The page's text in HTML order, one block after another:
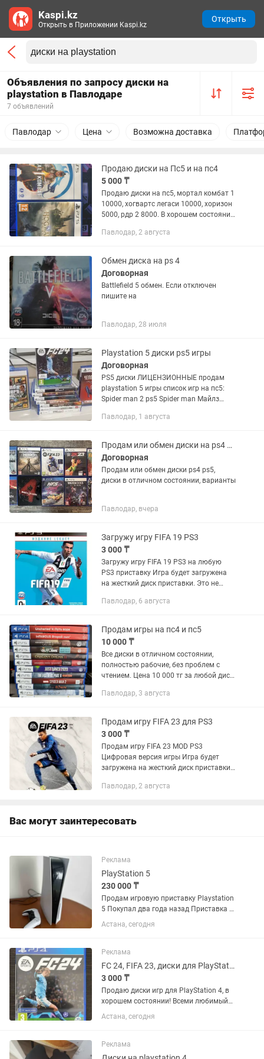
Объявления по запросу диски на
playstation в Павлодаре
7 объявлений
Павлодар Цена Возможна доставка
Продаю диски на Пс5 и на пс4
5 000 ₸
Продаю диски на пс5, мортал комбат 1
10000, хогвартс легаси 10000, хоризон
5000, рдр 2 8000. В хорошем состоянии
Павлодар, 2 августа
Обмен диска на ps 4
Договорная
Battlefield 5 обмен. Если отключен
пишите на
Павлодар, 28 июля
Playstation 5 диски ps5 игры
Договорная
PS5 диски ЛИЦЕНЗИОННЫЕ продам
playstation 5 игры список игр на пс5:
Spider man 2 ps5 Spider man Майлз
Marvel Midnight suns Mortal kombat 11
Павлодар, 1 августа
Продам или обмен диски на ps4 ps5
Договорная
Продам или обмен диски ps4 ps5,
диски в отличном состоянии, варианты
Павлодар, вчера
Загружу игру FIFA 19 PS3
3 000 ₸
Загружу игру FIFA 19 PS3 на любую
PS3 приставку Игра будет загружена
на жесткий диск приставки. Это не
полностью на русском языке.
Павлодар, 6 августа
Продам игры на пс4 и пс5
10 000 ₸
Все диски в отличном состоянии,
полностью рабочие, без проблем с
чтением. Цена 10 000 тг за любой диск.
Edition) Uncharted: Натан Дрейк.
Павлодар, 3 августа
Продам игру FIFA 23 для PS3
3 000 ₸
Продам игру FIFA 23 MOD PS3
Цифровая версия игры Игра будет
загружена на жесткий диск приставки
тг флешка на 32 гб) Неофициальный
Павлодар, 2 августа
Вас могут заинтересовать
Реклама
PlayStation 5
230 000 ₸
Продам игровую приставку Playstation
5 Покупал два года назад Приставка и
джойстик полностью в исправном
состоянии Не вскрывалась и на
Пользовался исключительно...
Астана, сегодня
Реклама
FC 24, FIFA 23, диски для PlayStation 4/5
3 000 ₸
Продаю диски игр для PlayStation 4, в
хорошем состоянии! Всеми любимый
Футбол. Погрузитесь в ностальгию
крутых составов и захватывающей
❗️Прошу не звонить, а...
Астана, сегодня
Реклама
Kaspi.kz
Открыть в Приложении Kaspi.kz
Открыть